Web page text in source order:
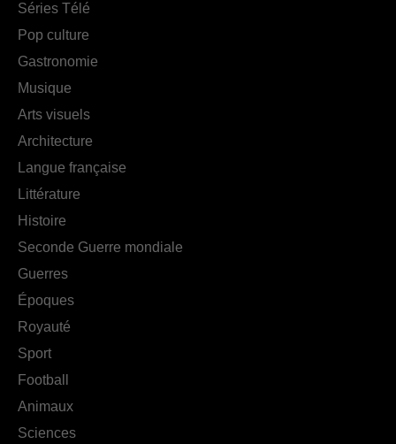
Séries Télé
Pop culture
Gastronomie
Musique
Arts visuels
Architecture
Langue française
Littérature
Histoire
Seconde Guerre mondiale
Guerres
Époques
Royauté
Sport
Football
Animaux
Sciences